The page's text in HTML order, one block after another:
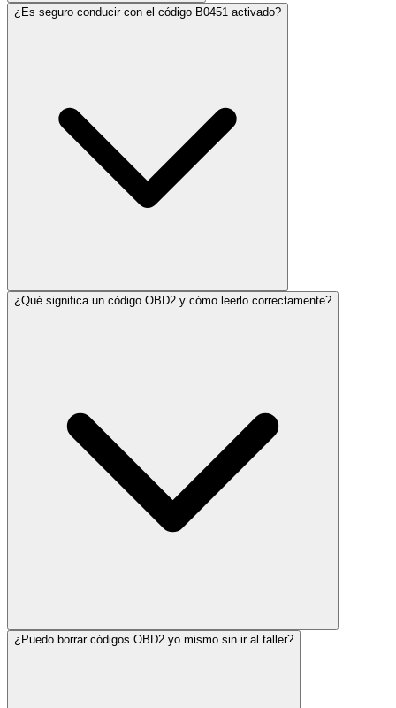
¿Es seguro conducir con el código B0451 activado?
¿Qué significa un código OBD2 y cómo leerlo correctamente?
¿Puedo borrar códigos OBD2 yo mismo sin ir al taller?